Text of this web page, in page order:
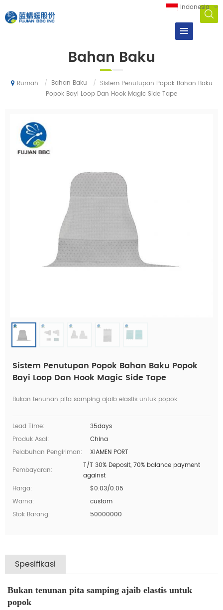
Indonesia
Bahan Baku
Rumah / Bahan Baku / Sistem Penutupan Popok Bahan Baku
Popok Bayi Loop Dan Hook Magic Side Tape
Sistem Penutupan Popok Bahan Baku Popok
Bayi Loop Dan Hook Magic Side Tape
Bukan tenunan pita samping ajaib elastis untuk popok
Lead Time:
35days
Produk Asal:
China
Pelabuhan Pengiriman:
XIAMEN PORT
Pembayaran:
T/T 30% Deposit, 70% balance payment
against
Harga:
$0.03/0.05
Warna:
custom
Stok Barang:
50000000
Spesifikasi
Bukan tenunan pita samping ajaib elastis untuk
popok